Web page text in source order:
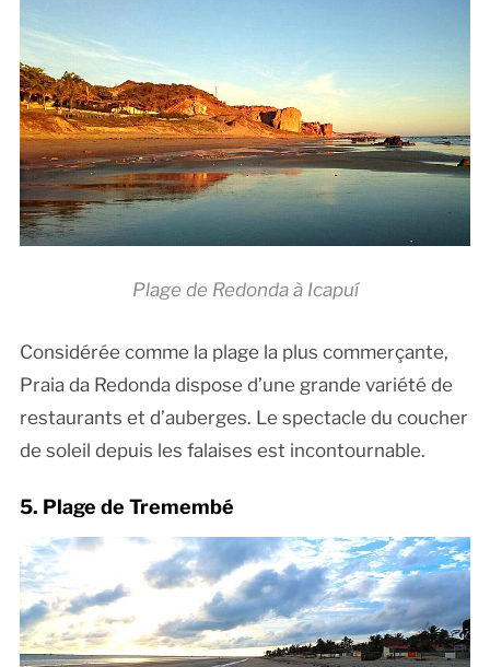
Plage de Redonda à Icapuí
Considérée comme la plage la plus commerçante,
Praia da Redonda dispose d’une grande variété de
restaurants et d’auberges. Le spectacle du coucher
de soleil depuis les falaises est incontournable.
5. Plage de Tremembé